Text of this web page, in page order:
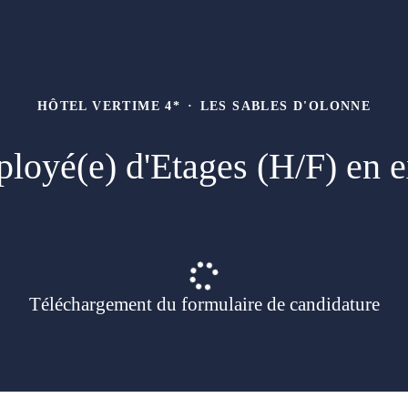
HÔTEL VERTIME 4* · LES SABLES D'OLONNE
d'Etages (H/F) en
Téléchargement du formulaire de candidature